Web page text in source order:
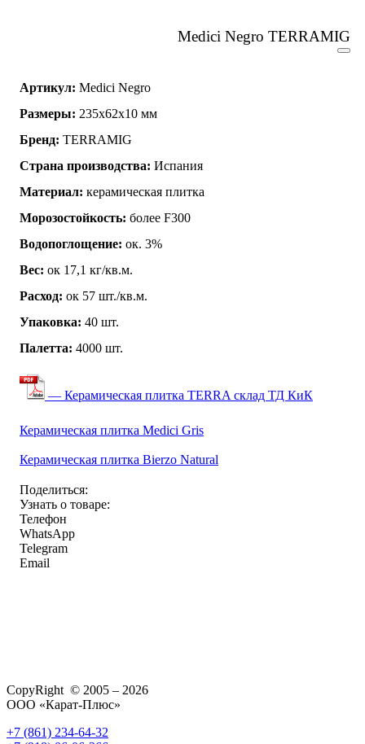
Medici Negro TERRAMIG
Артикул: Medici Negro
Размеры: 235x62x10 мм
Бренд: TERRAMIG
Страна производства: Испания
Материал: керамическая плитка
Морозостойкость: более F300
Водопоглощение: ок. 3%
Вес: ок 17,1 кг/кв.м.
Расход: ок 57 шт./кв.м.
Упаковка: 40 шт.
Палетта: 4000 шт.
— Керамическая плитка TERRA склад ТД КиК
Керамическая плитка Medici Gris
Керамическая плитка Bierzo Natural
Поделиться:
Узнать о товаре:
Телефон
WhatsApp
Telegram
Email
CopyRight © 2005 – 2026
ООО «Карат-Плюс»
+7 (861) 234-64-32